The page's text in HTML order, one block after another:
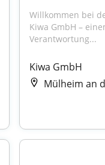
Willkommen bei
Kiwa GmbH –
Verantwortung...
Kiwa GmbH
Mülheim an